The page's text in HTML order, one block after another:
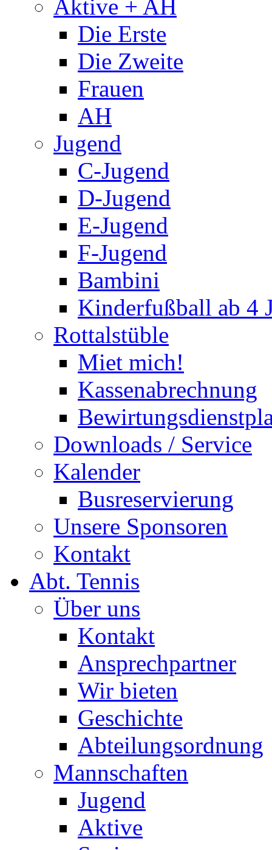
Aktive + AH
Die Erste
Die Zweite
Frauen
AH
Jugend
C-Jugend
D-Jugend
E-Jugend
F-Jugend
Bambini
Kinderfußball ab 4
Rottalstüble
Miet mich!
Kassenabrechnung
Downloads / Service
Kalender
Busreservierung
Unsere Sponsoren
Kontakt
Abt. Tennis
Über uns
Kontakt
Ansprechpartner
Wir bieten
Geschichte
Abteilungsordnung
Mannschaften
Jugend
Aktive